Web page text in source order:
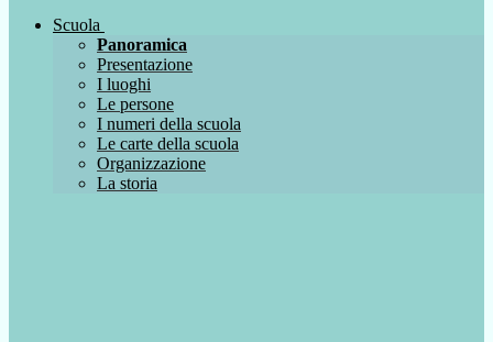
Scuola
Panoramica
Presentazione
I luoghi
Le persone
I numeri della scuola
Le carte della scuola
Organizzazione
La storia